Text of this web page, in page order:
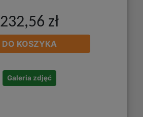
232,56 zł
DO KOSZYKA
Galeria zdjęć